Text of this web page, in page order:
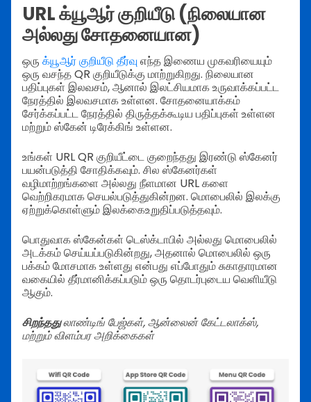
URL க்யூஆர் குறியீடு (நிலையான
அல்லது சோதனையான)
ஒரு க்யூஆர் குறியீடு தீர்வுஎந்த இணைய முகவரியையும்
ஒரு வசந்த QR குறியீடுக்கு மாற்றுகிறது. நிலையான
பதிப்புகள் இலவசம், ஆனால் இலட்சியமாக உருவாக்கப்பட்ட
நேரத்தில் இலவசமாக உள்ளன. சோதனையாக்கம்
சேர்க்கப்பட்ட நேரத்தில் திருத்தக்கூடிய பதிப்புகள் உள்ளன
மற்றும் ஸ்கேன் டிரேக்கிங் உள்ளன.
உங்கள் URL QR குறியீட்டை குறைந்தது இரண்டு ஸ்கேனர்
பயன்படுத்தி சோதிக்கவும். சில ஸ்கேனர்கள்
வழிமாற்றங்களை அல்லது நீளமான URL களை
வெற்றிகரமாக செயல்படுத்துகின்றன. மொபைலில் இலக்கு
ஏற்றுக்கொள்ளும் இலக்கைஉறுதிப்படுத்தவும்.
பொதுவாக ஸ்கேன்கள் டெஸ்க்டாபில் அல்லது மொபைலில்
அடக்கம் செய்யப்படுகின்றது, அதனால் மொபைலில் ஒரு
பக்கம் மோசமாக உள்ளது என்பது எப்போதும் சுகாதாரமான
வகையில் தீர்மானிக்கப்படும் ஒரு தொடர்புடைய வெளியீடு
ஆகும்.
சிறந்ததுலாண்டிங் பேஜ்கள், ஆன்லைன் கேட்டலாக்ஸ்,
மற்றும் விளம்பர அறிக்கைகள்